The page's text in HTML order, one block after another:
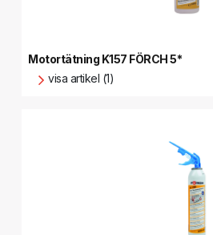
Motortätning K157 FÖRCH 5*
visa artikel (1)